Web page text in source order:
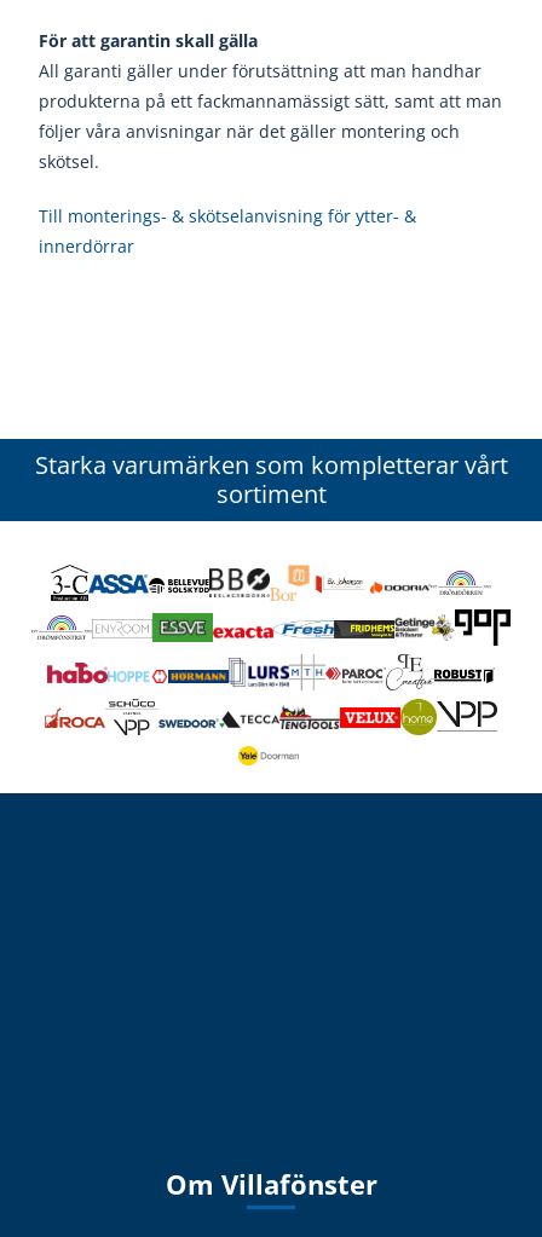
För att garantin skall gälla
All garanti gäller under förutsättning att man handhar
produkterna på ett fackmannamässigt sätt, samt att man
följer våra anvisningar när det gäller montering och
skötsel.
Till monterings- & skötselanvisning för ytter- &
innerdörrar
Starka varumärken som kompletterar vårt
sortiment
Om Villafönster